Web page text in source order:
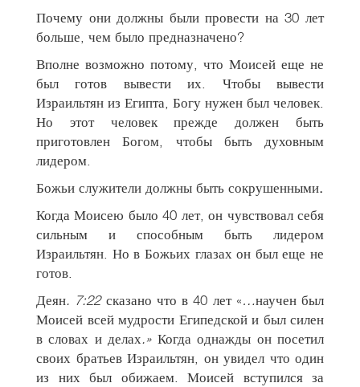
Почему они должны были провести на 30 лет
больше, чем было предназначено?
Вполне возможно потому, что Моисей еще не
был готов вывести их. Чтобы вывести
Израильтян из Египта, Богу нужен был человек.
Но этот человек прежде должен быть
приготовлен Богом, чтобы быть духовным
лидером.
Божьи служители должны быть сокрушенными.
Когда Моисею было 40 лет, он чувствовал себя
сильным и способным быть лидером
Израильтян. Но в Божьих глазах он был еще не
готов.
Деян. 7:22 сказано что в 40 лет «…научен был
Моисей всей мудрости Египедской и был силен
в словах и делах.» Когда однажды он посетил
своих братьев Израильтян, он увидел что один
из них был обижаем. Моисей вступился за